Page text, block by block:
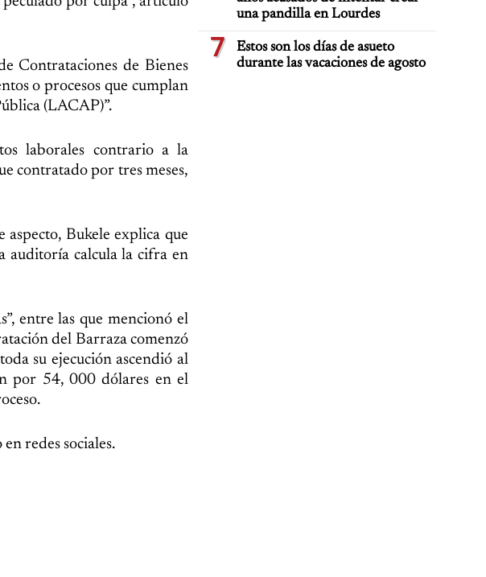
Contrataciones de Bienes
o procesos que cumplan
(LACAP)”.
laborales contrario a la
contratado por tres meses,
Bukele explica que
auditoría calcula la cifra en
entre las que mencionó el
del Barraza comenzó
su ejecución ascendió al
por 54, 000 dólares en el
redes sociales.
una pandilla en Lourdes
7
Estos son los días de asueto
durante las vacaciones de agosto